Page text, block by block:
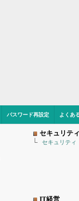
パスワード再設定 よくあ
セキュリティ
セキュリティ
IT経営